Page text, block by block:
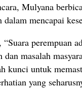
Mulyana
dalam mencapai
perempuan
dan masalah
kunci untuk
yang